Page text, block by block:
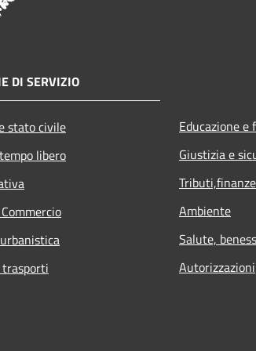
DI SERVIZIO
stato civile
libero
Educazione e
Giustizia e
Ambiente
Salute,
Autorizzazioni